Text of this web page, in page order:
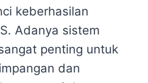
keberhasilan
Adanya sistem
penting untuk
dan